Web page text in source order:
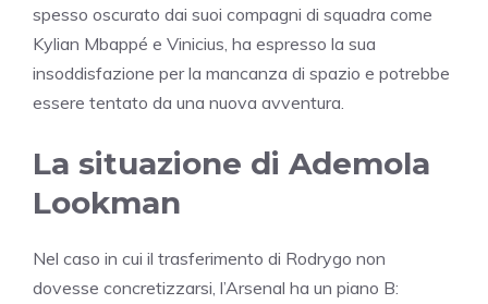
spesso oscurato dai suoi compagni di squadra come
Kylian Mbappé e Vinicius, ha espresso la sua
insoddisfazione per la mancanza di spazio e potrebbe
essere tentato da una nuova avventura.
La situazione di Ademola
Lookman
Nel caso in cui il trasferimento di Rodrygo non
dovesse concretizzarsi, l’Arsenal ha un piano B: